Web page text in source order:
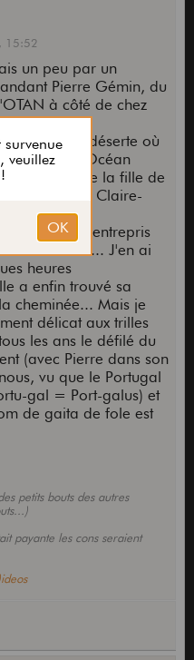
15:52
un peu par un
Pierre Gémin, du
à côté de chez
la plage déserte où
de l'Océan
comme la fille de
l'eau de la Claire-
et il a entrepris
cornemuse... J'en ai
heures
a enfin trouvé sa
cheminée... Mais je
délicat aux trilles
les ans le défilé du
(avec Pierre dans son
vu que le Portugal
gal = Port-galus) et
de gaita de fole est
petits bouts des autres
payante les cons seraient